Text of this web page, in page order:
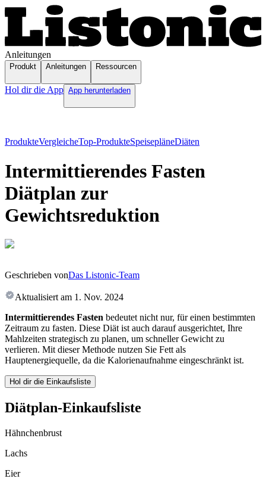
Anleitungen
Produkt Anleitungen Ressourcen
Hol dir die App App herunterladen
ProdukteVergleicheTop-ProdukteSpeisepläneDiäten
Intermittierendes Fasten
Diätplan zur
Gewichtsreduktion
Geschrieben vonDas Listonic-Team
Aktualisiert am 1. Nov. 2024
Intermittierendes Fasten bedeutet nicht nur, für einen bestimmten
Zeitraum zu fasten. Diese Diät ist auch darauf ausgerichtet, Ihre
Mahlzeiten strategisch zu planen, um schneller Gewicht zu
verlieren. Mit dieser Methode nutzen Sie Fett als
Hauptenergiequelle, da die Kalorienaufnahme eingeschränkt ist.
Hol dir die Einkaufsliste
Diätplan-Einkaufsliste
Hähnchenbrust
Lachs
Eier